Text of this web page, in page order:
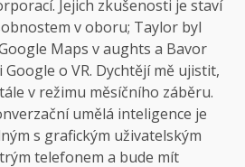
Jejich zkušenosti je staví
v oboru; Taylor byl
Maps v aughts a Bavor
o VR. Dychtějí mě ujistit,
v režimu měsíčního záběru.
umělá inteligence je
s grafickým uživatelským
telefonem a bude mít